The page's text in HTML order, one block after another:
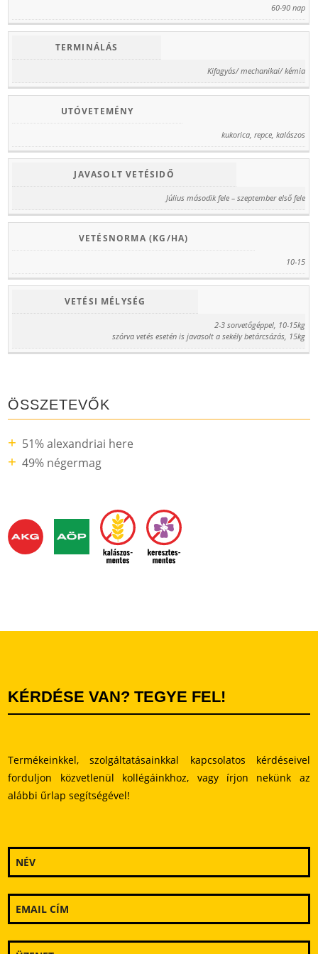
60-90 nap
TERMINÁLÁS
Kifagyás/ mechanikai/ kémia
UTÓVETEMÉNY
kukorica, repce, kalászos
JAVASOLT VETÉSIDŐ
Július második fele – szeptember első fele
VETÉSNORMA (KG/HA)
10-15
VETÉSI MÉLYSÉG
2-3 sorvetőgéppel, 10-15kg
szórva vetés esetén is javasolt a sekély betárcsázás, 15kg
ÖSSZETEVŐK
51% alexandriai here
49% négermag
KÉRDÉSE VAN? TEGYE FEL!
Termékeinkkel, szolgáltatásainkkal kapcsolatos kérdéseivel
forduljon közvetlenül kollégáinkhoz, vagy írjon nekünk az
alábbi űrlap segítségével!